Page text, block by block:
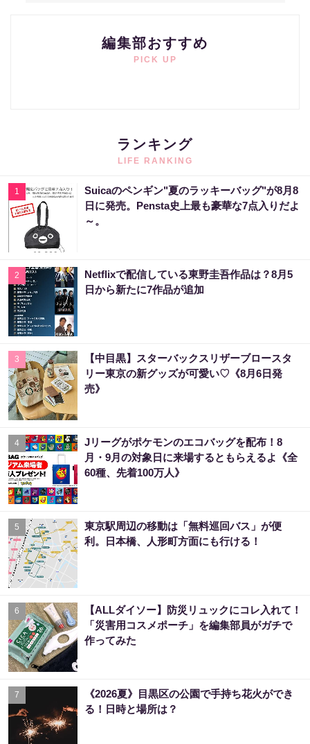
編集部おすすめ
PICK UP
ランキング
LIFE RANKING
1
Suicaのペンギン"夏のラッキーバッグ"が8月8
日に発売。Pensta史上最も豪華な7点入りだよ
～。
2
Netflixで配信している東野圭吾作品は？8月5
日から新たに7作品が追加
3
【中目黒】スターバックスリザーブロースタ
リー東京の新グッズが可愛い♡《8月6日発
売》
4
Jリーグがポケモンのエコバッグを配布！8
月・9月の対象日に来場するともらえるよ《全
60種、先着100万人》
5
東京駅周辺の移動は「無料巡回バス」が便
利。日本橋、人形町方面にも行ける！
6
【ALLダイソー】防災リュックにコレ入れて！
「災害用コスメポーチ」を編集部員がガチで
作ってみた
7
《2026夏》目黒区の公園で手持ち花火ができ
る！日時と場所は？